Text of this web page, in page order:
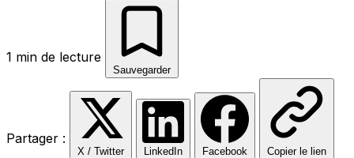
1 min de lecture
Sauvegarder
Partager :
X / Twitter LinkedIn Facebook Copier le lien